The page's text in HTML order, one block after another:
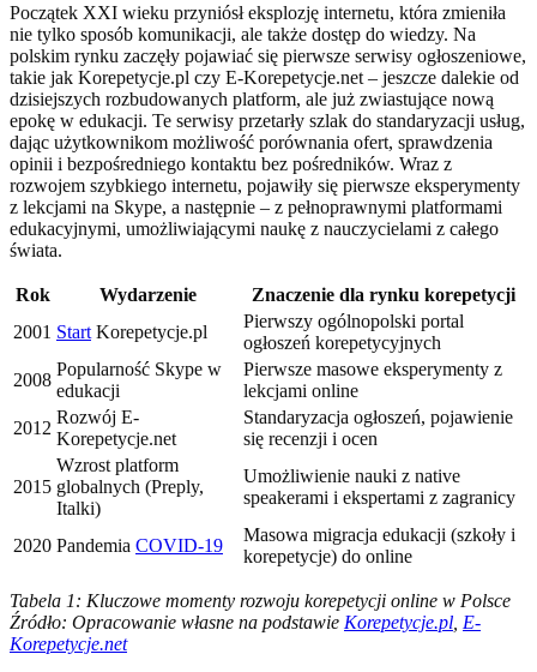
Początek XXI wieku przyniósł eksplozję internetu, która zmieniła
nie tylko sposób komunikacji, ale także dostęp do wiedzy. Na
polskim rynku zaczęły pojawiać się pierwsze serwisy ogłoszeniowe,
takie jak Korepetycje.pl czy E-Korepetycje.net – jeszcze dalekie od
dzisiejszych rozbudowanych platform, ale już zwiastujące nową
epokę w edukacji. Te serwisy przetarły szlak do standaryzacji usług,
dając użytkownikom możliwość porównania ofert, sprawdzenia
opinii i bezpośredniego kontaktu bez pośredników. Wraz z
rozwojem szybkiego internetu, pojawiły się pierwsze eksperymenty
z lekcjami na Skype, a następnie – z pełnoprawnymi platformami
edukacyjnymi, umożliwiającymi naukę z nauczycielami z całego
świata.
Rok Wydarzenie
Znaczenie dla rynku korepetycji
2001 Start Korepetycje.pl
Pierwszy ogólnopolski portal
ogłoszeń korepetycyjnych
2008
Popularność Skype w
edukacji
Pierwsze masowe eksperymenty z
lekcjami online
2012
Rozwój E-
Korepetycje.net
Standaryzacja ogłoszeń, pojawienie
się recenzji i ocen
2015
Wzrost platform
globalnych (Preply,
Italki)
Umożliwienie nauki z native
speakerami i ekspertami z zagranicy
2020 Pandemia COVID-19
Masowa migracja edukacji (szkoły i
korepetycje) do online
Tabela 1: Kluczowe momenty rozwoju korepetycji online w Polsce
Źródło: Opracowanie własne na podstawie Korepetycje.pl E-
Korepetycje.net